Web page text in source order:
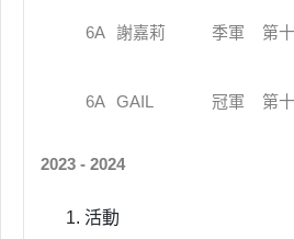
6A 謝嘉莉 季軍 第
6A GAIL 冠軍 第
2023 - 2024
活動